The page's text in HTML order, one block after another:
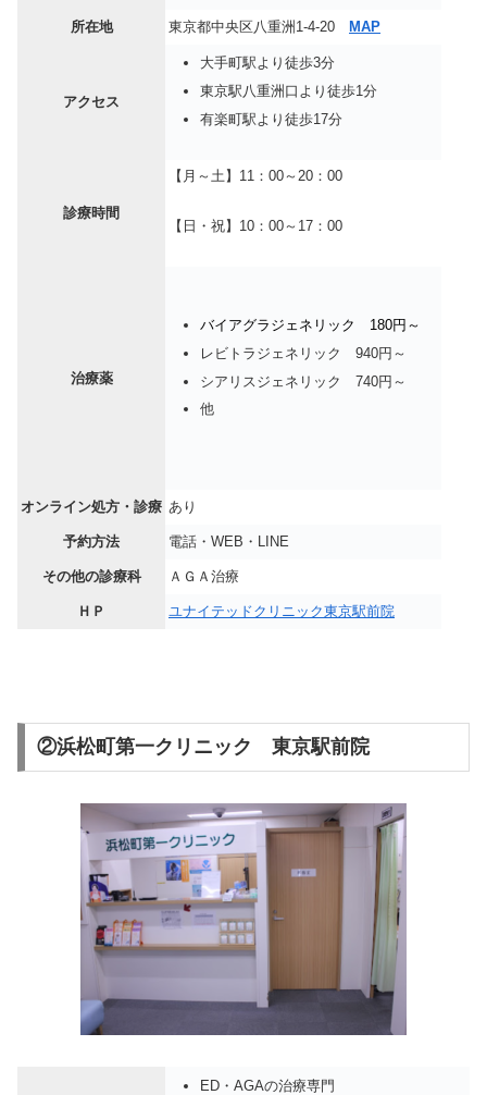
所在地 東京都中央区八重洲1-4-20 MAP
アクセス
大手町駅より徒歩3分
東京駅八重洲口より徒歩1分
有楽町駅より徒歩17分
診療時間
【月～土】11：00～20：00
【日・祝】10：00～17：00
治療薬
バイアグラジェネリック 180円～
レビトラジェネリック 940円～
シアリスジェネリック 740円～
他
オンライン処方・診療 あり
予約方法 電話・WEB・LINE
その他の診療科 ＡＧＡ治療
ＨＰ ユナイテッドクリニック東京駅前院
②浜松町第一クリニック 東京駅前院
ED・AGAの治療専門